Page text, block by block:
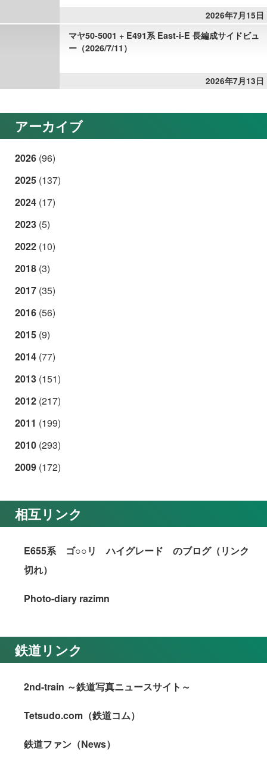
2026年7月15日
マヤ50-5001 + E491系 East-i-E 長編成サイドビュ
ー（2026/7/11）
2026年7月13日
アーカイブ
2026 (96)
2025 (137)
2024 (17)
2023 (5)
2022 (10)
2018 (3)
2017 (35)
2016 (56)
2015 (9)
2014 (77)
2013 (151)
2012 (217)
2011 (199)
2010 (293)
2009 (172)
相互リンク
E655系 ゴ○○リ ハイグレード のブログ（リンク
切れ）
Photo-diary razimn
鉄道リンク
2nd-train ～鉄道写真ニュースサイト～
Tetsudo.com（鉄道コム）
鉄道ファン（News）